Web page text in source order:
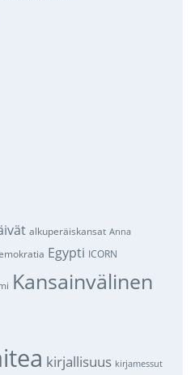
alkuperäiskansat Anna
Egypti ICORN
Kansainvälinen
kirjallisuus kirjamessut